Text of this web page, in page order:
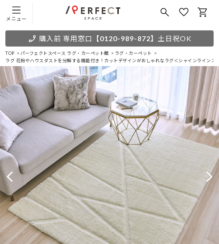
メニュー
購入前 専用窓口 【0120-989-872】 土日祝OK
TOP パーフェクトスペース ラグ・カーペット館
ラグ・カーペット
ラグ 花粉やハウスダストを分解する機能付き！カットデザインがおしゃれなラグ＜シャインライン＞